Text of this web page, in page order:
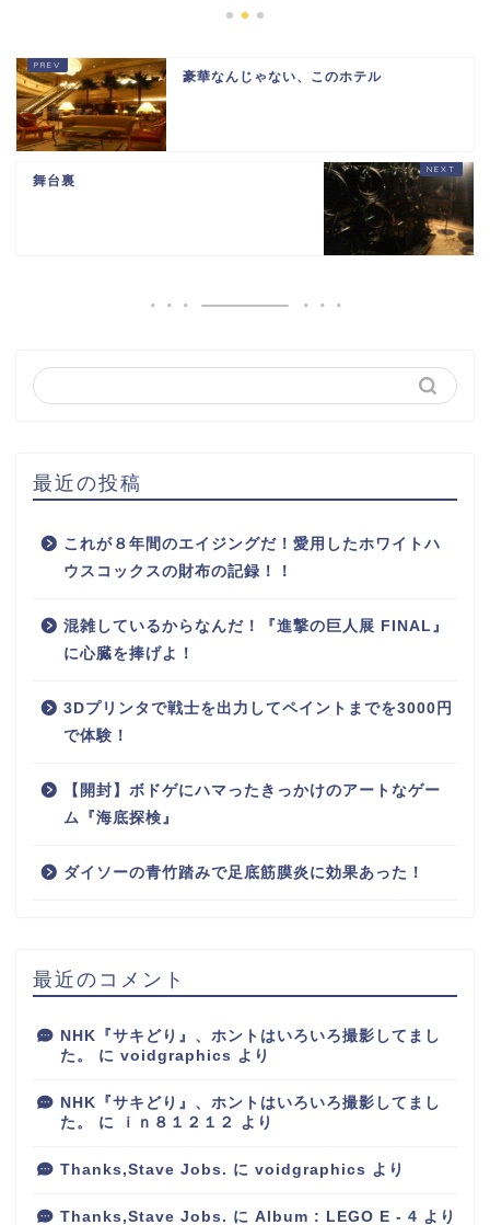
豪華なんじゃない、このホテル
舞台裏
最近の投稿
これが８年間のエイジングだ！愛用したホワイトハ
ウスコックスの財布の記録！！
混雑しているからなんだ！『進撃の巨人展 FINAL』
に心臓を捧げよ！
3Dプリンタで戦士を出力してペイントまでを3000円
で体験！
【開封】ボドゲにハマったきっかけのアートなゲー
ム『海底探検』
ダイソーの青竹踏みで足底筋膜炎に効果あった！
最近のコメント
NHK『サキどり』、ホントはいろいろ撮影してまし
た。
に voidgraphics より
NHK『サキどり』、ホントはいろいろ撮影してまし
た。
に ｉｎ８１２１２ より
Thanks,Stave Jobs. に voidgraphics より
Thanks,Stave Jobs. に Album : LEGO E - 4 より